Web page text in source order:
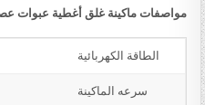
مواصفات ماكينة غلق أغطية عبوات عصائر موديل 461
الطاقة الكهربائية
سرعه الماكينة